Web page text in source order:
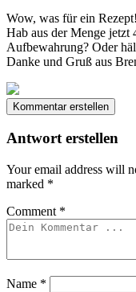
Wow, was für ein
Hab aus der Menge jetzt
Aufbewahrung? Oder
Danke und Gruß aus
Kommentar erstellen
Antwort erstellen
Your email address will
marked *
Comment *
Name *